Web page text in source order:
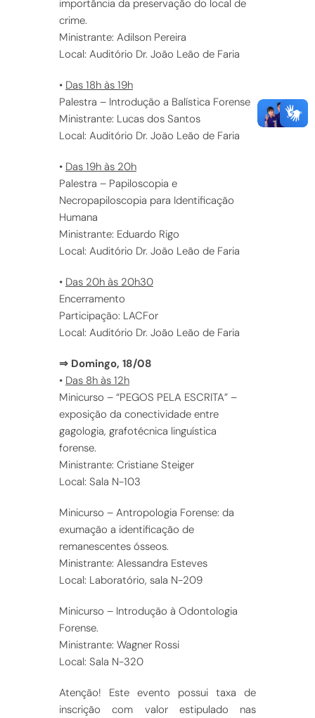
importância da preservação do local de
crime.
Ministrante: Adilson Pereira
Local: Auditório Dr. João Leão de Faria
• Das 18h às 19h
Palestra – Introdução a Balística Forense
Ministrante: Lucas dos Santos
Local: Auditório Dr. João Leão de Faria
• Das 19h às 20h
Palestra – Papiloscopia e
Necropapiloscopia para Identificação
Humana
Ministrante: Eduardo Rigo
Local: Auditório Dr. João Leão de Faria
• Das 20h às 20h30
Encerramento
Participação: LACFor
Local: Auditório Dr. João Leão de Faria
⇒ Domingo, 18/08
• Das 8h às 12h
Minicurso – “PEGOS PELA ESCRITA” –
exposição da conectividade entre
gagologia, grafotécnica linguística
forense.
Ministrante: Cristiane Steiger
Local: Sala N-103
Minicurso – Antropologia Forense: da
exumação a identificação de
remanescentes ósseos.
Ministrante: Alessandra Esteves
Local: Laboratório, sala N-209
Minicurso – Introdução à Odontologia
Forense.
Ministrante: Wagner Rossi
Local: Sala N-320
Atenção! Este evento possui taxa de
inscrição com valor estipulado nas